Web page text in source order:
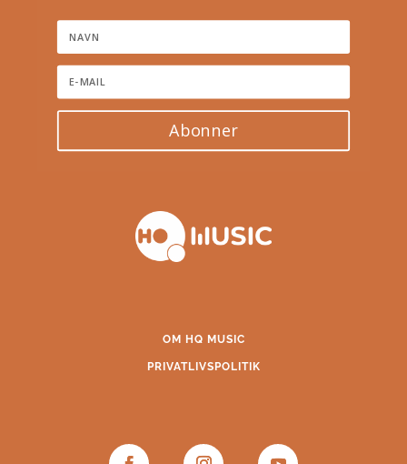
Abonner
OM HQ MUSIC
PRIVATLIVSPOLITIK